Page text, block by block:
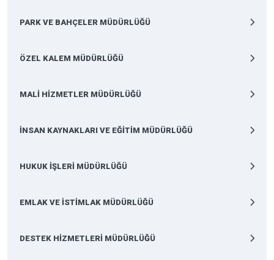
PARK VE BAHÇELER MÜDÜRLÜĞÜ
ÖZEL KALEM MÜDÜRLÜĞÜ
MALİ HİZMETLER MÜDÜRLÜĞÜ
İNSAN KAYNAKLARI VE EĞİTİM MÜDÜRLÜĞÜ
HUKUK İŞLERİ MÜDÜRLÜĞÜ
EMLAK VE İSTİMLAK MÜDÜRLÜĞÜ
DESTEK HİZMETLERİ MÜDÜRLÜĞÜ